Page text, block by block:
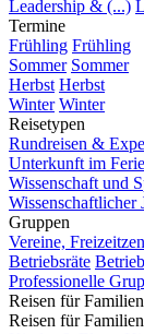
Leadership & (...)
Termine
Frühling Frühling
Sommer Sommer
Herbst Herbst
Winter Winter
Reisetypen
Rundreisen &
Unterkunft im
Wissenschaft und
Wissenschaftlicher
Gruppen
Vereine,
Betriebsräte
Professionelle
Reisen für Familien
Reisen für Familien